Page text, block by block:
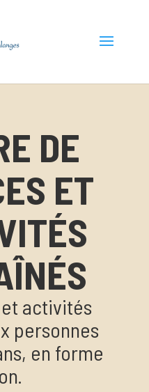
DE
ET
activités
personnes
en forme